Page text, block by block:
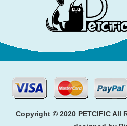
Copyright © 2020 PETCIFIC All